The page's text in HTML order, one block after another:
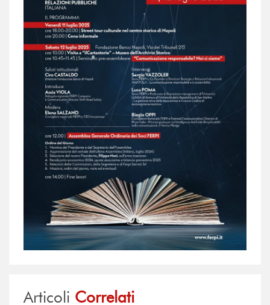
Articoli Correlati